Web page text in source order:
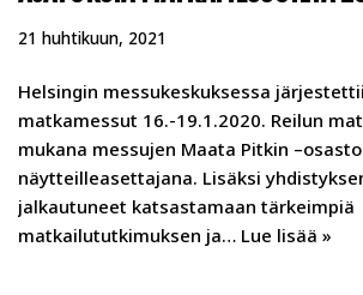
21 huhtikuun, 2021
Helsingin messukeskuksessa
matkamessut 16.-19.1.2020. Reilun
mukana messujen Maata Pitkin
näytteilleasettajana. Lisäksi
jalkautuneet katsastamaan tärkeimpiä
matkailututkimuksen ja… Lue lisää »